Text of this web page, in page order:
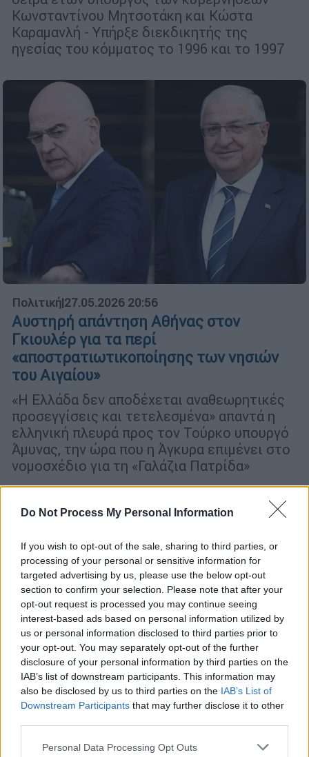
Do Not Process My Personal Information
If you wish to opt-out of the sale, sharing to third parties, or
processing of your personal or sensitive information for
targeted advertising by us, please use the below opt-out
section to confirm your selection. Please note that after your
opt-out request is processed you may continue seeing
interest-based ads based on personal information utilized by
us or personal information disclosed to third parties prior to
your opt-out. You may separately opt-out of the further
disclosure of your personal information by third parties on the
IAB’s list of downstream participants. This information may
also be disclosed by us to third parties on the IAB’s List of
Downstream Participants that may further disclose it to other
Please note that this website/app uses one or more Google
Personal Data Processing Opt Outs
Κωνσταντίνου Μητσοτάκη και Κώστα
Καραμανλή - Υπήρξε διεκδικητής της
ηγεσίας του κόμματος το 1996 και το 1997
Πολιτική|27.05.2026 20:56
Αυστηρή απάντηση Αθήνας στον
Γκιουλέρ για τα περί
«αποστρατιωτικοποίησης των νησιών
του Αιγαίου»
«Η Ελλάδα δεν αποδέχεται αναθεωρητικές
προσεγγίσεις και τετελεσμένα» απαντά η
ελληνική πλευρά προς τον Τούρκο υπουργό
Άμυνας, την ώρα που η Άγκυρα επιμένει στο
νομοσχέδιο για τη «Γαλάζια Πατρίδα»
Δίκη Βαλυράκη: «Ανοιχτά όλα τα